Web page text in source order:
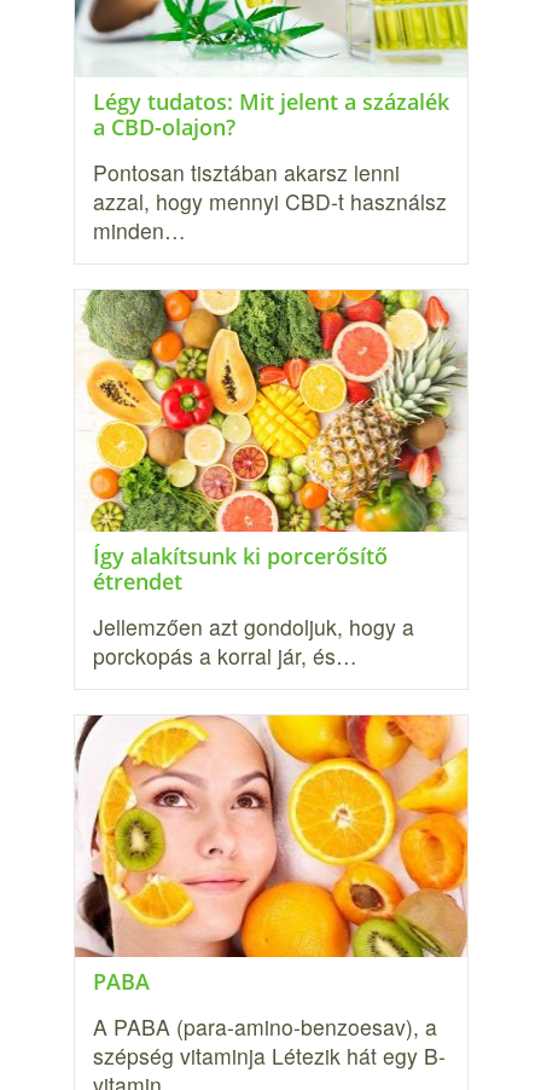
Légy tudatos: Mit jelent a százalék
a CBD-olajon?
Pontosan tisztában akarsz lenni
azzal, hogy mennyi CBD-t használsz
minden…
Így alakítsunk ki porcerősítő
étrendet
Jellemzően azt gondoljuk, hogy a
porckopás a korral jár, és…
PABA
A PABA (para-amino-benzoesav), a
szépség vitaminja Létezik hát egy B-